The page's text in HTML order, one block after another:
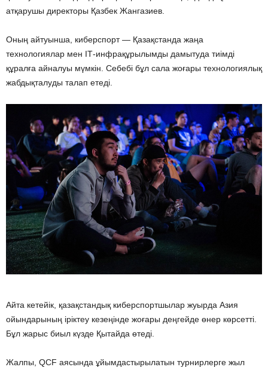
атқарушы директоры Қазбек Жангазиев.
Оның айтуынша, киберспорт — Қазақстанда жаңа
технологиялар мен ІТ-инфрақұрылымды дамытуда тиімді
құралға айналуы мүмкін. Себебі бұл сала жоғары технологиялық
жабдықталуды талап етеді.
Айта кетейік, қазақстандық киберспортшылар жуырда Азия
ойындарының іріктеу кезеңінде жоғары деңгейде өнер көрсетті.
Бұл жарыс биыл күзде Қытайда өтеді.
Жалпы, QCF аясында ұйымдастырылатын турнирлерге жыл